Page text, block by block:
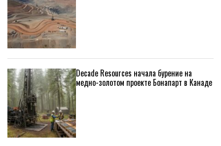
Decade Resources начала бурение на
медно-золотом проекте Бонапарт в Канаде